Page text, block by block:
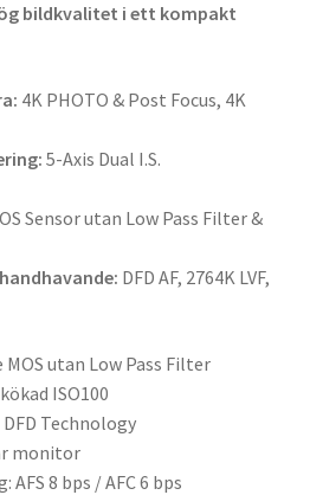
bildkvalitet i ett kompakt
4K PHOTO & Post Focus, 4K
5-Axis Dual I.S.
Sensor utan Low Pass Filter &
DFD AF, 2764K LVF,
utan Low Pass Filter
ISO100
Technology
monitor
8 bps / AFC 6 bps